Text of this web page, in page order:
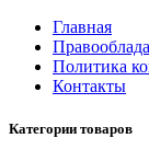
Главная
Политика
Контакты
Категории товаров